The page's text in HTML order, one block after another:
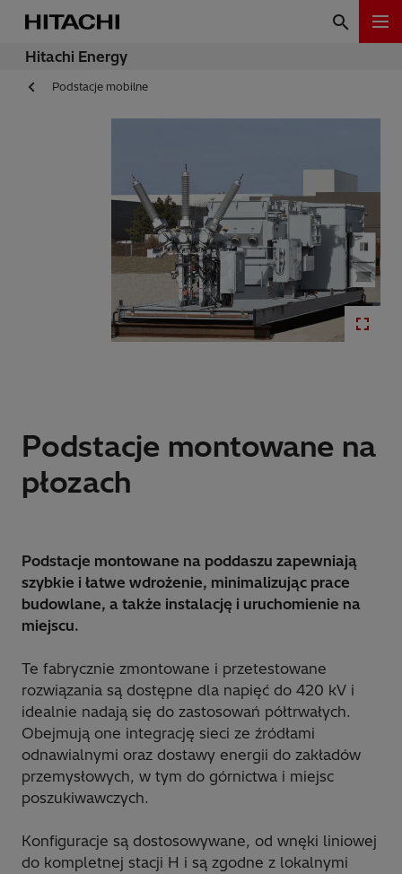
Hitachi Energy
Podstacje mobilne
Podstacje montowane na
płozach
Podstacje montowane na poddaszu zapewniają
szybkie i łatwe wdrożenie, minimalizując prace
budowlane, a także instalację i uruchomienie na
miejscu.
Te fabrycznie zmontowane i przetestowane
rozwiązania są dostępne dla napięć do 420 kV i
idealnie nadają się do zastosowań półtrwałych.
Obejmują one integrację sieci ze źródłami
odnawialnymi oraz dostawy energii do zakładów
przemysłowych, w tym do górnictwa i miejsc
poszukiwawczych.
Konfiguracje są dostosowywane, od wnęki liniowej
do kompletnej stacji H i są zgodne z lokalnymi